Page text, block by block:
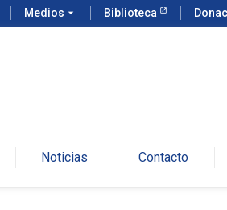
Medios arrow_drop_down Biblioteca
Noticias Contacto